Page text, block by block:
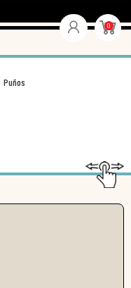
0
Puños